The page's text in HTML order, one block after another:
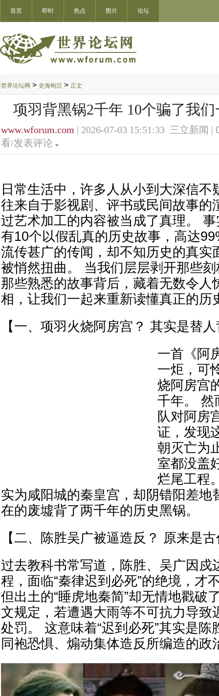
首页 即时 热点 图片 论坛
世界论坛网 > 史海钩沉 > 正文
项羽背黑锅2千年 10个骗了我
www.wforum.com | 2026-07-03 15:51:33 三立新闻 |
看/发表评论
日常生活中，许多人从小到大深信不
往来自于影视剧、评书或民间故事的
过艺术加工的内容被当成了真理。
有10个以假乱真的历史故事，高达
流传甚广的传闻，却不知历史的真实
被悄然扭曲。 当我们层层剥开那些
那些熟悉的故事背后，藏着无数令人
相，让我们一起来重新读懂真正的历
【一、项羽火烧阿房宫？ 其实是替
一首《阿
一炬，可
烧阿房宫
千年。 然
队对阿房
证，发现
朝灭亡为
室都没盖
烂尾工程
实为咸阳城的秦皇宫，却阴错阳差地
在的废墟背了两千年的历史黑锅。
【二、陈胜吴广被逼造反？ 原来是
过去教科书常写道，陈胜、吴广因戍
程，面临“秦律迟到必死”的绝境，才
但出土的“睡虎地秦简”却无情地戳破
文规定，若遭遇大雨等不可抗力导致
处罚。 这意味着“迟到必死”其实是陈
同袍恐惧、煽动集体造反所编造的政